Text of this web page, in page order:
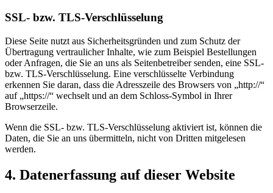
SSL- bzw. TLS-Verschlüsselung
Diese Seite nutzt aus Sicherheitsgründen und zum Schutz der
Übertragung vertraulicher Inhalte, wie zum Beispiel Bestellungen
oder Anfragen, die Sie an uns als Seitenbetreiber senden, eine SSL-
bzw. TLS-Verschlüsselung. Eine verschlüsselte Verbindung
erkennen Sie daran, dass die Adresszeile des Browsers von „http://“
auf „https://“ wechselt und an dem Schloss-Symbol in Ihrer
Browserzeile.
Wenn die SSL- bzw. TLS-Verschlüsselung aktiviert ist, können die
Daten, die Sie an uns übermitteln, nicht von Dritten mitgelesen
werden.
4. Datenerfassung auf dieser Website